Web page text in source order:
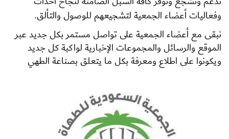
وفعاليات أعضاء الجمعية لتشجيعهم للوصول والتألق.
نبقى مع أعضاء الجمعية على تواصل مستمر بكل جديد عبر
الموقع والرسائل والمجموعات الإخبارية لواكبة كل جديد
ويكونوا على اطلاع ومعرفة بكل ما يتعلق بصناعة الطهي